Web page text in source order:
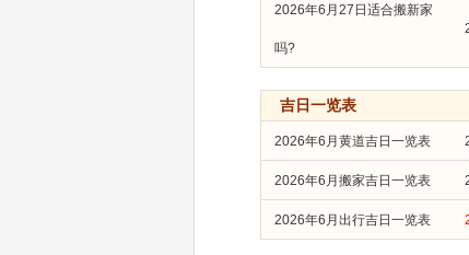
2026年6月27日适合搬新家
吗?
吉日一览表
2026年6月黄道吉日一览表
2026年6月搬家吉日一览表
2026年6月出行吉日一览表